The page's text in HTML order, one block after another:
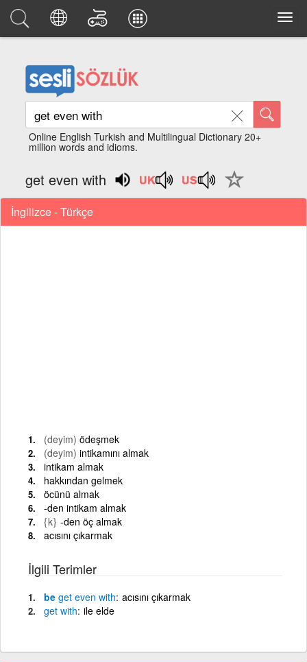
Online English Turkish and Multilingual Dictionary 20+
million words and idioms.
get even with
İngilizce - Türkçe
(deyim) ödeşmek
(deyim) intikamını almak
intikam almak
hakkından gelmek
öcünü almak
-den intikam almak
{k} -den öç almak
acısını çıkarmak
İlgili Terimler
be get even with acısını çıkarmak
get with ile elde